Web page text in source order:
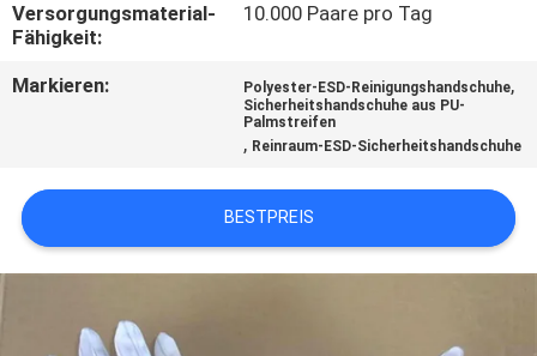
IN
VERBINDUNG
FORDERN
SIE
EIN
ZITAT
Versorgungsmaterial-
Fähigkeit:
10.000 Paare pro Tag
Markieren: Polyester-ESD-Reinigungshandschuhe,
Sicherheitshandschuhe aus PU-
Palmstreifen
, Reinraum-ESD-Sicherheitshandschuhe
BESTPREIS